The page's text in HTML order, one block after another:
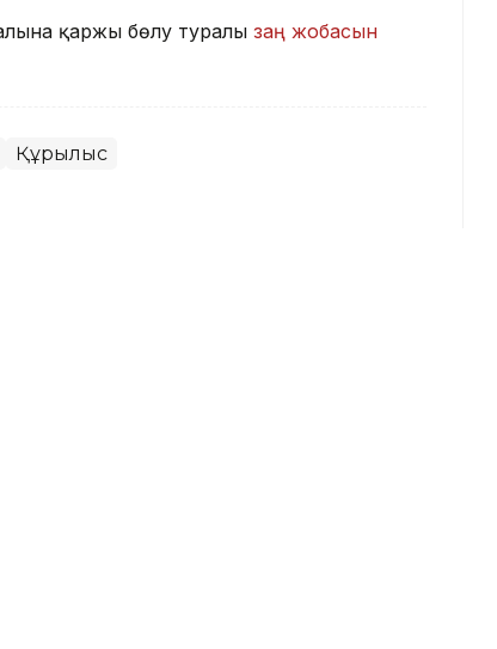
қаржы бөлу туралы заң жобасын
Құрылыс